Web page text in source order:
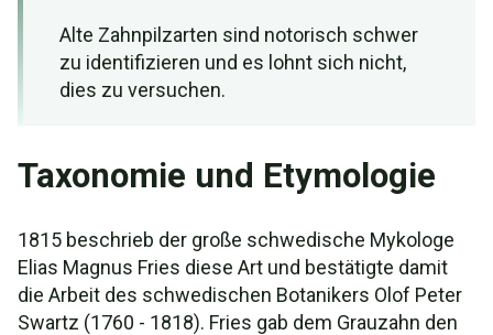
Alte Zahnpilzarten sind notorisch schwer
zu identifizieren und es lohnt sich nicht,
dies zu versuchen.
Taxonomie und Etymologie
1815 beschrieb der große schwedische Mykologe
Elias Magnus Fries diese Art und bestätigte damit
die Arbeit des schwedischen Botanikers Olof Peter
Swartz (1760 - 1818). Fries gab dem Grauzahn den